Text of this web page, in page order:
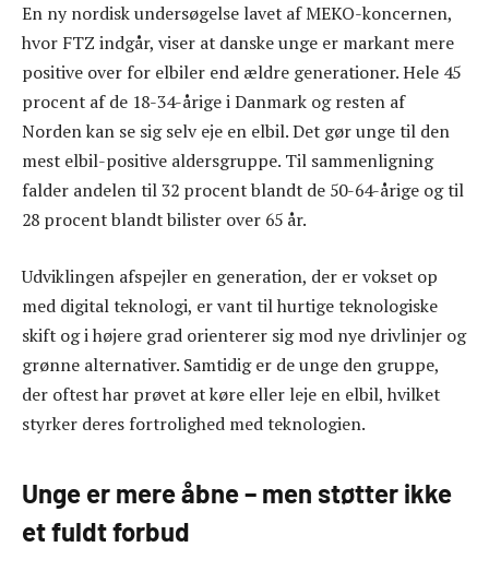
En ny nordisk undersøgelse lavet af MEKO-koncernen,
hvor FTZ indgår, viser at danske unge er markant mere
positive over for elbiler end ældre generationer. Hele 45
procent af de 18-34-årige i Danmark og resten af
Norden kan se sig selv eje en elbil. Det gør unge til den
mest elbil-positive aldersgruppe. Til sammenligning
falder andelen til 32 procent blandt de 50-64-årige og til
28 procent blandt bilister over 65 år.
Udviklingen afspejler en generation, der er vokset op
med digital teknologi, er vant til hurtige teknologiske
skift og i højere grad orienterer sig mod nye drivlinjer og
grønne alternativer. Samtidig er de unge den gruppe,
der oftest har prøvet at køre eller leje en elbil, hvilket
styrker deres fortrolighed med teknologien.
Unge er mere åbne – men støtter ikke
et fuldt forbud